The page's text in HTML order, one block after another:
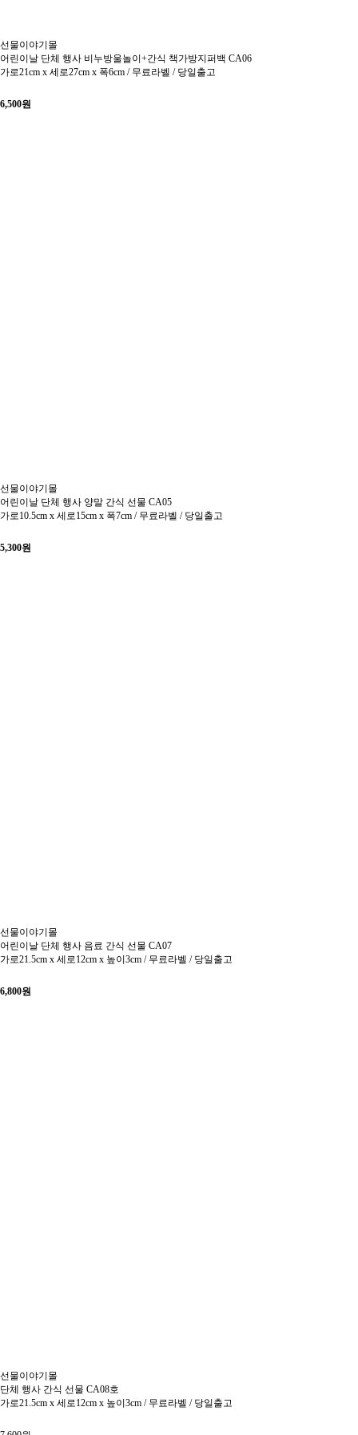
선물이야기몰
어린이날 단체 행사 비누방울놀이+간식 책가방지퍼백 CA06
가로21cm x 세로27cm x 폭6cm / 무료라벨 / 당일출고
6,500원
선물이야기몰
어린이날 단체 행사 양말 간식 선물 CA05
가로10.5cm x 세로15cm x 폭7cm / 무료라벨 / 당일출고
5,300원
선물이야기몰
어린이날 단체 행사 음료 간식 선물 CA07
가로21.5cm x 세로12cm x 높이3cm / 무료라벨 / 당일출고
6,800원
선물이야기몰
단체 행사 간식 선물 CA08호
가로21.5cm x 세로12cm x 높이3cm / 무료라벨 / 당일출고